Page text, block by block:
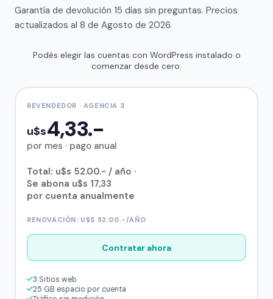
Garantía de devolución 15 días sin preguntas. Precios
actualizados al 8 de Agosto de 2026.
Podés elegir las cuentas con WordPress instalado o
comenzar desde cero.
REVENDEDOR · AGENCIA 3
u$s4,33.-
por mes · pago anual
Total: u$s 52.00.- / año ·
Se abona u$s 17,33
por cuenta anualmente
RENOVACIÓN: U$S 52.00.-/AÑO
Contratar ahora
3 Sitios web
25 GB espacio por cuenta